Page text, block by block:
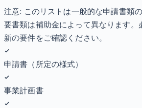
注意: このリストは一般的な申請書類
要書類は補助金によって異なります。
新の要件をご確認ください。
申請書（所定の様式）
事業計画書